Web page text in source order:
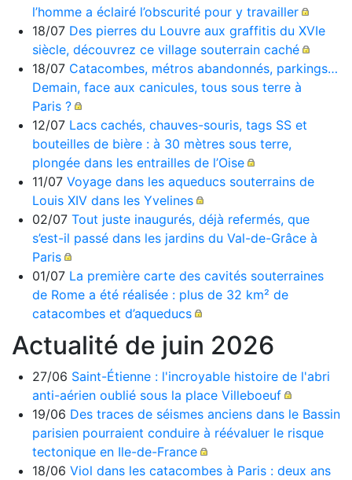
l’homme a éclairé l’obscurité pour y travailler
18/07 Des pierres du Louvre aux graffitis du XVIe
siècle, découvrez ce village souterrain caché
18/07 Catacombes, métros abandonnés, parkings…
Demain, face aux canicules, tous sous terre à
Paris ?
12/07 Lacs cachés, chauves-souris, tags SS et
bouteilles de bière : à 30 mètres sous terre,
plongée dans les entrailles de l’Oise
11/07 Voyage dans les aqueducs souterrains de
Louis XIV dans les Yvelines
02/07 Tout juste inaugurés, déjà refermés, que
s’est-il passé dans les jardins du Val-de-Grâce à
Paris
01/07 La première carte des cavités souterraines
de Rome a été réalisée : plus de 32 km² de
catacombes et d’aqueducs
Actualité de juin 2026
27/06 Saint-Étienne : l'incroyable histoire de l'abri
anti-aérien oublié sous la place Villeboeuf
19/06 Des traces de séismes anciens dans le Bassin
parisien pourraient conduire à réévaluer le risque
tectonique en Ile-de-France
18/06 Viol dans les catacombes à Paris : deux ans